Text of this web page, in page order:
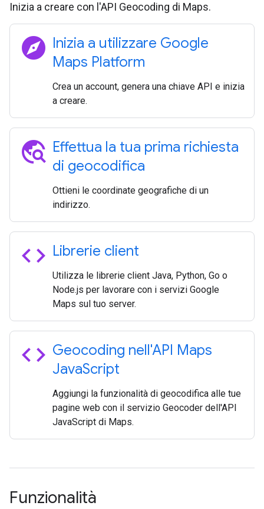
Inizia a creare con l'API Geocoding di Maps.
explore Inizia a utilizzare Google
Maps Platform
Crea un account, genera una chiave API e inizia
a creare.
travel_explore Effettua la tua prima richiesta
di geocodifica
Ottieni le coordinate geografiche di un
indirizzo.
code Librerie client
Utilizza le librerie client Java, Python, Go o
Node.js per lavorare con i servizi Google
Maps sul tuo server.
code Geocoding nell'API Maps
JavaScript
Aggiungi la funzionalità di geocodifica alle tue
pagine web con il servizio Geocoder dell'API
JavaScript di Maps.
Funzionalità